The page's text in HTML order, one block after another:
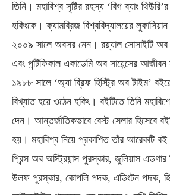
তিনি। মহাবিশ্ব সৃষ্টির রহস্য ‘বিগ ব্যাং
হকিংকে। ক্যামব্রিজ বিশ্ববিদ্যালয়ের
২০০৯ সালে অবসর নেন। রয়্যাল সোসাইটি অব
এবং পন্টিফিকাল একাডেমি অব সায়েন্সের
১৯৮৮ সালে ‘অ্যা ব্রিফ হিস্ট্রি অব টাইম’
বিখ্যাত হয়ে ওঠেন হকিং। বইটিতে তিনি
দেন। আন্তর্জাতিকভাবে বেস্ট সেলার হিসেবে
হয়। মহাবিশ্ব নিয়ে প্রকাশিত তাঁর আরেকটি বই
প্রিন্স অব অস্ট্রিয়ান্স পুরস্কার, জুলিয়াস এডগার
উলফ পুরস্কার, কোপলি পদক, এডিংটন পদক,